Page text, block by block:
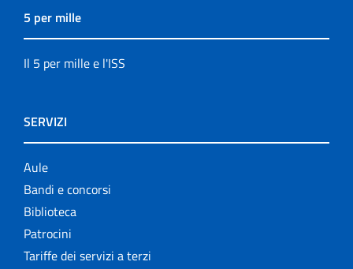
5 per mille
Il 5 per mille e l'ISS
SERVIZI
Aule
Bandi e concorsi
Biblioteca
Patrocini
Tariffe dei servizi a terzi